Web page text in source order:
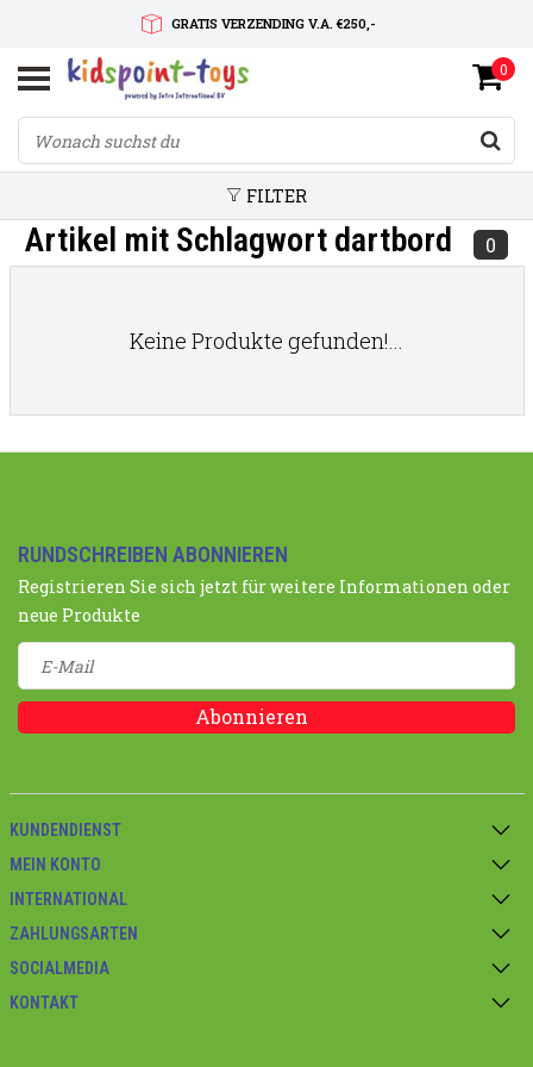
GRATIS VERZENDING V.A. €250,-
SNELLE LEVERTIJD
SERVICE OP MAAT
0
FILTER
Artikel mit Schlagwort dartbord 0
Keine Produkte gefunden!...
RUNDSCHREIBEN ABONNIEREN
Registrieren Sie sich jetzt für weitere Informationen oder
neue Produkte
Abonnieren
KUNDENDIENST
MEIN KONTO
INTERNATIONAL
ZAHLUNGSARTEN
SOCIALMEDIA
KONTAKT